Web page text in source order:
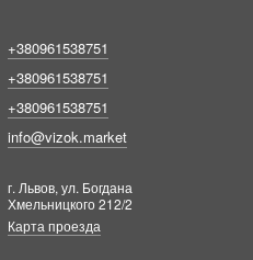
+380961538751
+380961538751
+380961538751
info@vizok.market
г. Львов, ул. Богдана
Хмельницкого 212/2
Карта проезда